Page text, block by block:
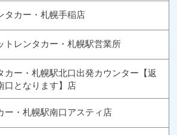
タカー・札幌手稲店
トレンタカー・札幌駅営業所
カー・札幌駅北口出発カウンター【返
口となります】店
ー・札幌駅南口アスティ店